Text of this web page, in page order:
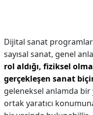
Dijital sanat
sayısal sanat, genel
rol aldığı, fiziksel
gerçekleşen sanat
geleneksel anlamda bir
ortak yaratıcı